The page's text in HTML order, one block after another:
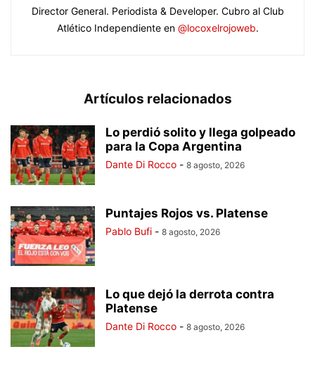
Director General. Periodista & Developer. Cubro al Club
Atlético Independiente en @locoxelrojoweb.
Artículos relacionados
Lo perdió solito y llega golpeado
para la Copa Argentina
Dante Di Rocco - 8 agosto, 2026
Puntajes Rojos vs. Platense
Pablo Bufi - 8 agosto, 2026
Lo que dejó la derrota contra
Platense
Dante Di Rocco - 8 agosto, 2026